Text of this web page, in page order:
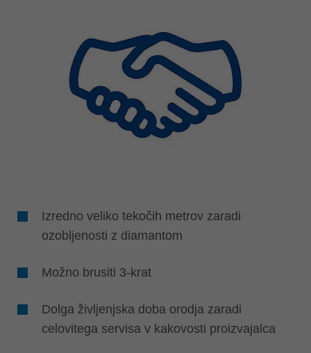
Izredno veliko tekočih metrov zaradi
ozobljenosti z diamantom
Možno brusiti 3-krat
Dolga življenjska doba orodja zaradi
celovitega servisa v kakovosti proizvajalca